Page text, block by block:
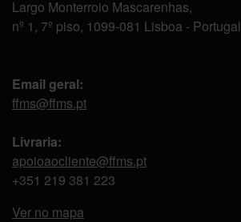
Largo Monterroio Mascarenhas,
nº 1, 7º piso, 1099-081 Lisboa - Portugal
Email geral:
ffms@ffms.pt
Livraria:
apoioaocliente@ffms.pt
+351 219 381 223
Ver no mapa